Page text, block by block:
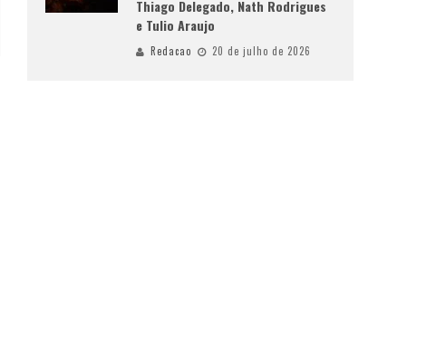
Thiago Delegado, Nath Rodrigues
e Tulio Araujo
Redacao 20 de julho de 2026